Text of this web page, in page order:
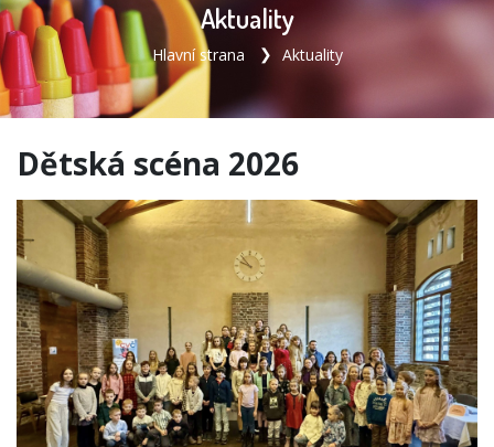
Aktuality
Hlavní strana Aktuality
Dětská scéna 2026